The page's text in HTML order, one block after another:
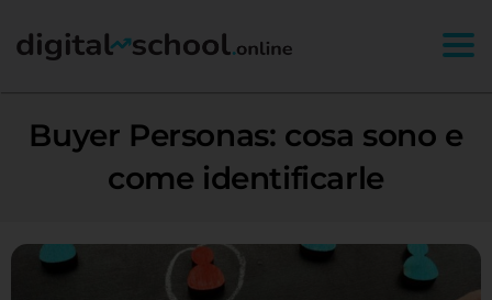
Buyer Personas: cosa sono e
come identificarle